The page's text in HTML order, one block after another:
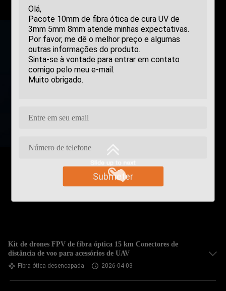
Submeter
Kit de drones FPV de fibra óptica 15 km Conectores de
distância de voo para acessórios de UAV
Fibra ótica desencapada 2026-04-03